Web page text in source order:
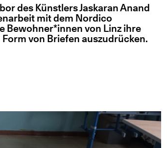
des Künstlers Jaskaran Anand
mit dem Nordico
Bewohner*innen von Linz ihre
von Briefen auszudrücken.